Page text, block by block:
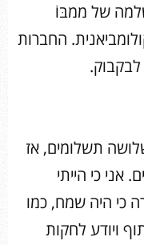
שלמה של ממבּוֹ
החברות
לבקבוק.
תשלומים, אז
כי הייתי
כי היה שמח, כמו
ויודע לחקות